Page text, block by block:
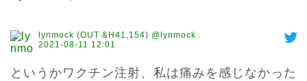
lynmock (OUT &H41,154) @lynmock
2021-08-11 12:01
というかワクチン注射、私は痛みを感じなかった